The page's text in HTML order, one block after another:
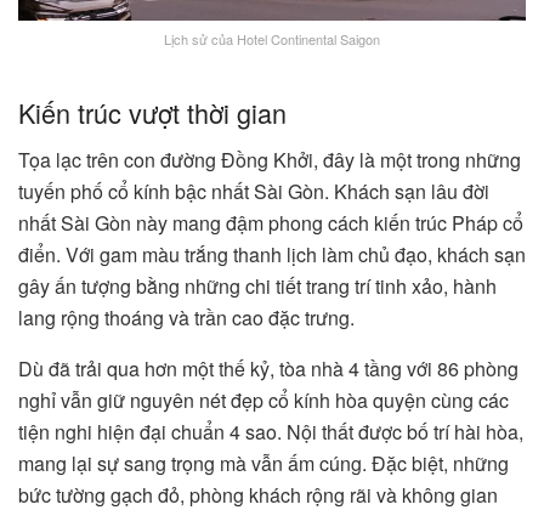
Lịch sử của Hotel Continental Saigon
Kiến trúc vượt thời gian
Tọa lạc trên con đường Đồng Khởi, đây là một trong những
tuyến phố cổ kính bậc nhất Sài Gòn. Khách sạn lâu đời
nhất Sài Gòn này mang đậm phong cách kiến trúc Pháp cổ
điển. Với gam màu trắng thanh lịch làm chủ đạo, khách sạn
gây ấn tượng bằng những chi tiết trang trí tinh xảo, hành
lang rộng thoáng và trần cao đặc trưng.
Dù đã trải qua hơn một thế kỷ, tòa nhà 4 tầng với 86 phòng
nghỉ vẫn giữ nguyên nét đẹp cổ kính hòa quyện cùng các
tiện nghi hiện đại chuẩn 4 sao. Nội thất được bố trí hài hòa,
mang lại sự sang trọng mà vẫn ấm cúng. Đặc biệt, những
bức tường gạch đỏ, phòng khách rộng rãi và không gian